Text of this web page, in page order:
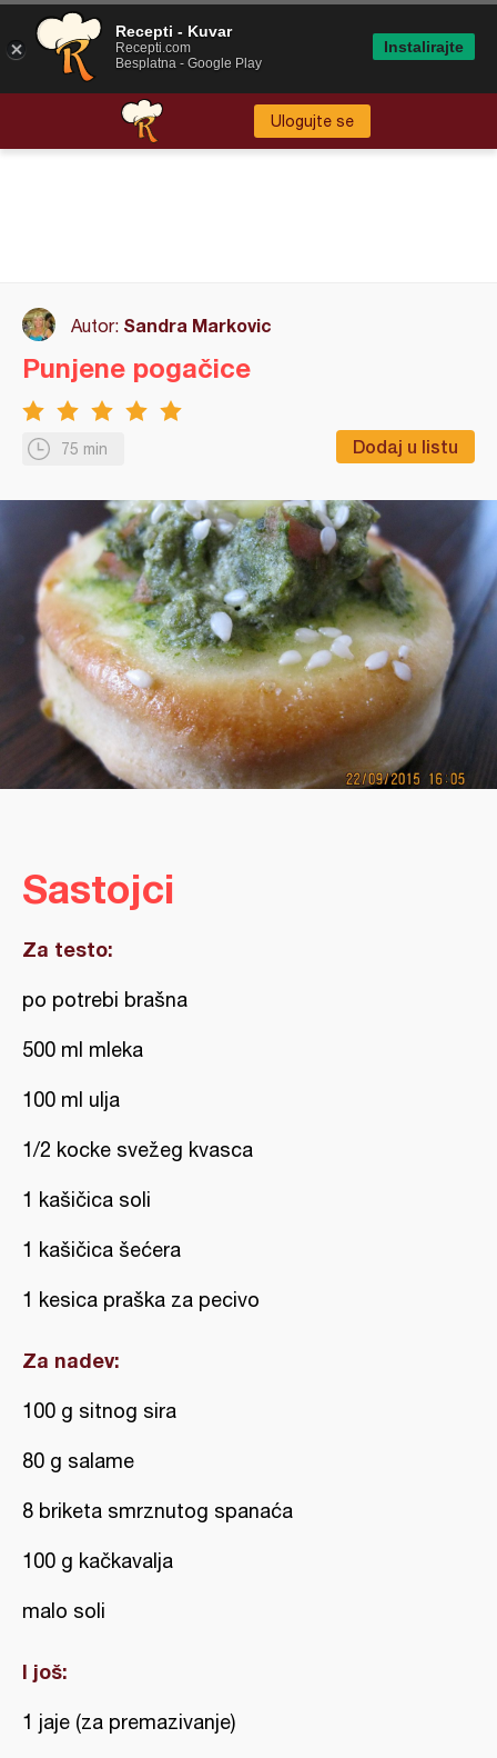
Ulogujte se
Autor: Sandra Markovic
75 min Dodaj u listu
Punjene pogačice
Sastojci
Za testo:
po potrebi brašna
500 ml mleka
100 ml ulja
1/2 kocke svežeg kvasca
1 kašičica soli
1 kašičica šećera
1 kesica praška za pecivo
Za nadev:
100 g sitnog sira
80 g salame
8 briketa smrznutog spanaća
100 g kačkavalja
malo soli
I još:
1 jaje (za premazivanje)
Recepti - Kuvar
Recepti.com
Besplatna - Google Play
Instalirajte